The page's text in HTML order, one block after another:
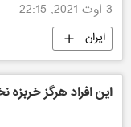
3 اوت 2021, 22:15
ایران
این افراد هرگز خربزه